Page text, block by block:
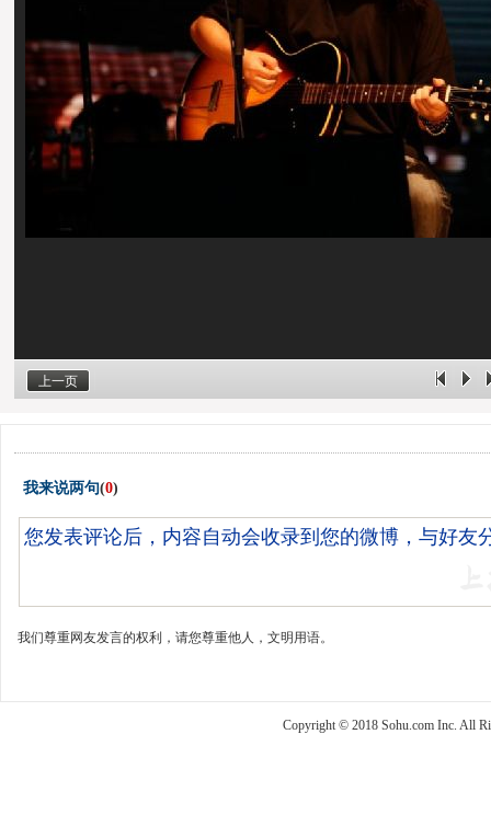
上一页
我来说两句(0)
我们尊重网友发言的权利，请您尊重他人，文明用语。
Copyright © 2018 Sohu.com Inc. All